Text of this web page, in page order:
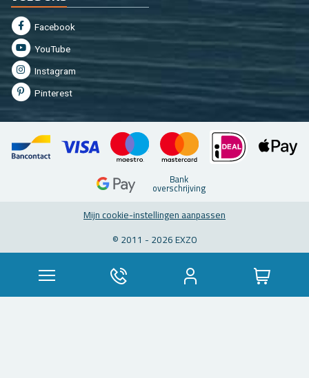
Fa­cebook
You­Tu­be
In­st­agram
Pin­te­rest
Bank
over­schrij­ving
Mijn coo­kie-in­stel­lin­gen aan­pas­sen
© 2011 - 2026 EXZO